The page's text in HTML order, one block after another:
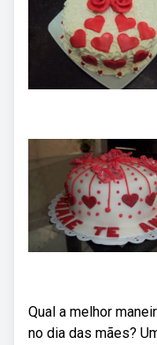
Qual a melhor
no dia das mães?